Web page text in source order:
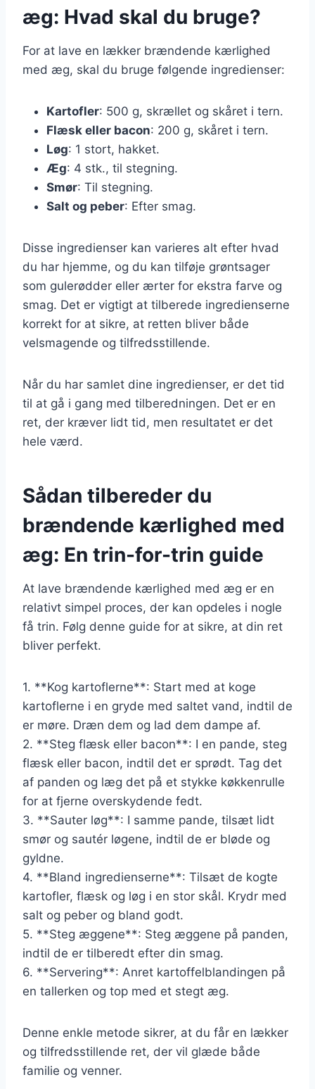
æg: Hvad skal du bruge?
For at lave en lækker brændende kærlighed
med æg, skal du bruge følgende ingredienser:
Kartofler: 500 g, skrællet og skåret i tern.
Flæsk eller bacon: 200 g, skåret i tern.
Løg: 1 stort, hakket.
Æg: 4 stk., til stegning.
Smør: Til stegning.
Salt og peber: Efter smag.
Disse ingredienser kan varieres alt efter hvad
du har hjemme, og du kan tilføje grøntsager
som gulerødder eller ærter for ekstra farve og
smag. Det er vigtigt at tilberede ingredienserne
korrekt for at sikre, at retten bliver både
velsmagende og tilfredsstillende.
Når du har samlet dine ingredienser, er det tid
til at gå i gang med tilberedningen. Det er en
ret, der kræver lidt tid, men resultatet er det
hele værd.
Sådan tilbereder du
brændende kærlighed med
æg: En trin-for-trin guide
At lave brændende kærlighed med æg er en
relativt simpel proces, der kan opdeles i nogle
få trin. Følg denne guide for at sikre, at din ret
bliver perfekt.
1. **Kog kartoflerne**: Start med at koge
kartoflerne i en gryde med saltet vand, indtil de
er møre. Dræn dem og lad dem dampe af.
2. **Steg flæsk eller bacon**: I en pande, steg
flæsk eller bacon, indtil det er sprødt. Tag det
af panden og læg det på et stykke køkkenrulle
for at fjerne overskydende fedt.
3. **Sauter løg**: I samme pande, tilsæt lidt
smør og sautér løgene, indtil de er bløde og
gyldne.
4. **Bland ingredienserne**: Tilsæt de kogte
kartofler, flæsk og løg i en stor skål. Krydr med
salt og peber og bland godt.
5. **Steg æggene**: Steg æggene på panden,
indtil de er tilberedt efter din smag.
6. **Servering**: Anret kartoffelblandingen på
en tallerken og top med et stegt æg.
Denne enkle metode sikrer, at du får en lækker
og tilfredsstillende ret, der vil glæde både
familie og venner.